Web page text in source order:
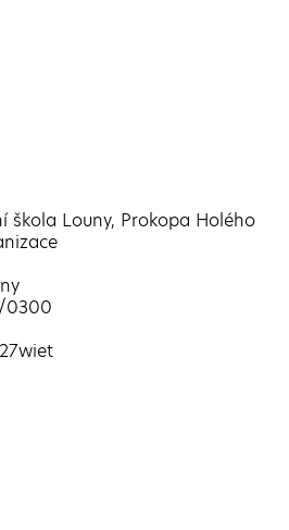
škola Louny, Prokopa Holého
0300